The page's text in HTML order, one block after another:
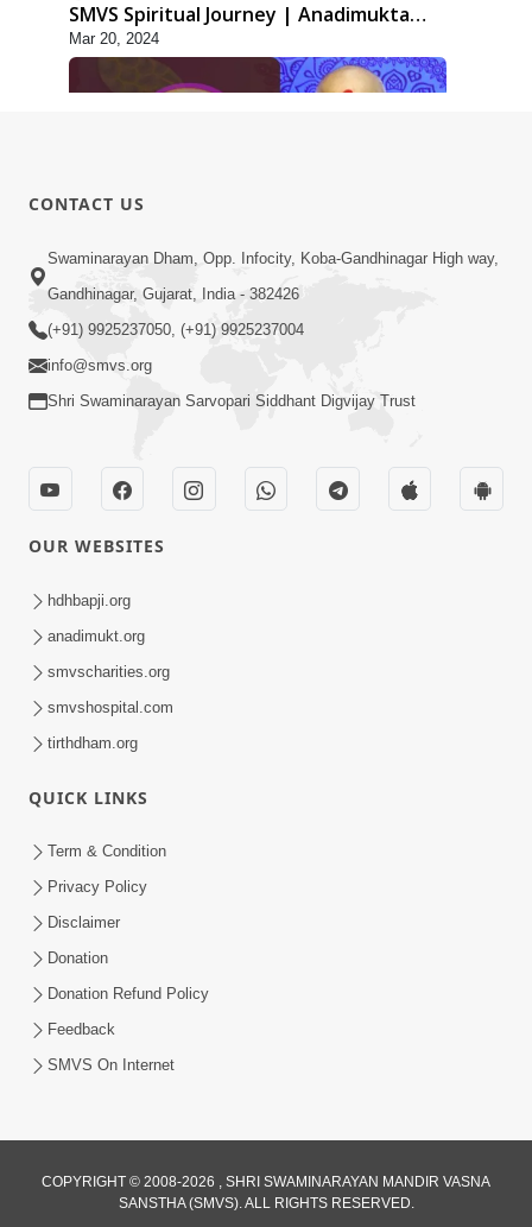
SMVS Spiritual Journey | Anadimukta
Gyan
Mar 20, 2024
17:00
હું કોણ છું ? ભાગ 1 | SMVS Spiritual
Journey | Anadimukta Gyan
હર્ષ-શોક, સુખ-દુખનું કારણ દેહભાવ | SMVS
Spiritual Journey | Anadimukta Gyan
હરિ નવમીએ આટલું દ્રઢ કરી દઈએ તો બેડો પાર
Swaninarayan | SMVS | 2023
Mar 27, 2023
CONTACT US
Swaminarayan Dham, Opp. Infocity, Koba-Gandhinagar High way,
Gandhinagar, Gujarat, India - 382426
(+91) 9925237050, (+91) 9925237004
info@smvs.org
Shri Swaminarayan Sarvopari Siddhant Digvijay Trust
OUR WEBSITES
hdhbapji.org
anadimukt.org
smvscharities.org
smvshospital.com
tirthdham.org
QUICK LINKS
Term & Condition
Privacy Policy
Disclaimer
Donation
Donation Refund Policy
Feedback
SMVS On Internet
COPYRIGHT © 2008-2026 , SHRI SWAMINARAYAN MANDIR VASNA
SANSTHA (SMVS). ALL RIGHTS RESERVED.